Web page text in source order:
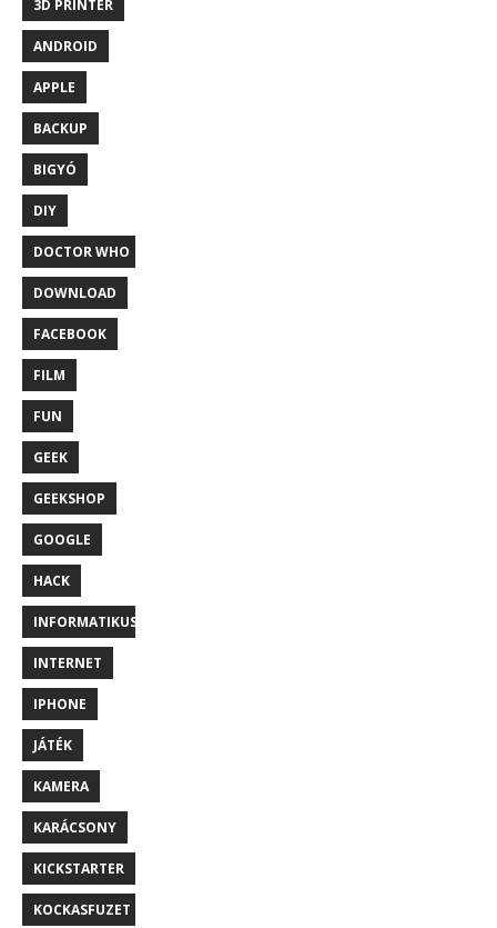
3D PRINTER
ANDROID
APPLE
BACKUP
BIGYÓ
DIY
DOCTOR WHO
DOWNLOAD
FACEBOOK
FILM
FUN
GEEK
GEEKSHOP
GOOGLE
HACK
INFORMATIKUS
INTERNET
IPHONE
JÁTÉK
KAMERA
KARÁCSONY
KICKSTARTER
KOCKASFUZET